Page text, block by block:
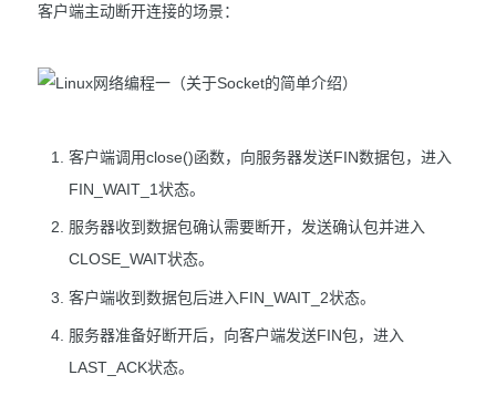
客户端主动断开连接的场景：
客户端调用close()函数，向服务器发送FIN数据包，进入
FIN_WAIT_1状态。
服务器收到数据包确认需要断开，发送确认包并进入
CLOSE_WAIT状态。
客户端收到数据包后进入FIN_WAIT_2状态。
服务器准备好断开后，向客户端发送FIN包，进入
LAST_ACK状态。